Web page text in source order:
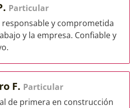
Particular
responsable y comprometida
y la empresa. Confiable y
F. Particular
de primera en construcción